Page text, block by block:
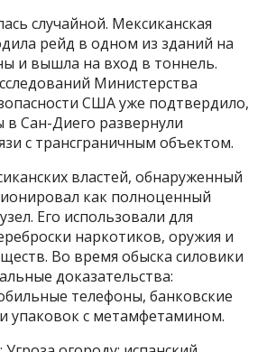
случайной. Мексиканская
рейд в одном из зданий на
и вышла на вход в тоннель.
Министерства
США уже подтвердило,
в Сан-Диего развернули
с трансграничным объектом.
властей, обнаруженный
как полноценный
Его использовали для
наркотиков, оружия и
Во время обыска силовики
доказательства:
телефоны, банковские
упаковок с метамфетамином.